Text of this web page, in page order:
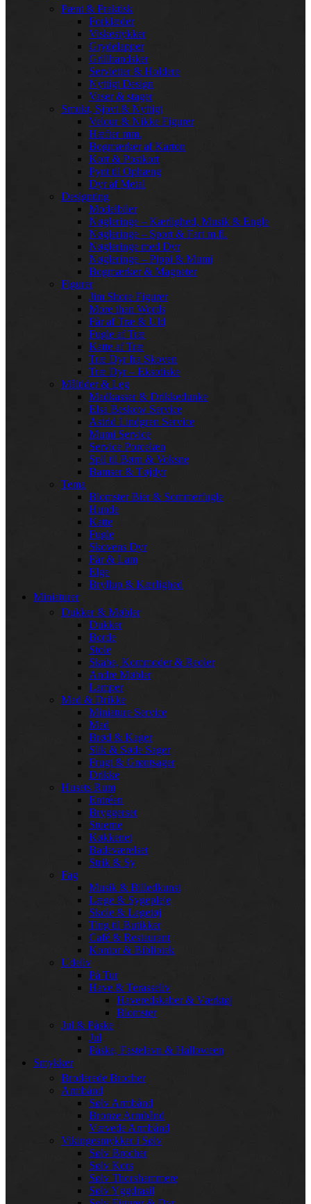
Pænt & Praktisk
Forklæder
Viskestykker
Grydelapper
Grillhandsker
Servietter & Holdere
Nyttigt Design
Vaser & stager
Smukt, Sjovt & Nyttigt
Velour & Nikke Figurer
Hæfter mm.
Bogmærker af Karton
Kort & Postkort
Pynt til Ophæng
Dyr af Metal
Designting
Modelbiler
Nøgleringe – Kærlighed, Musik & Engle
Nøgleringe – Sport & Fart m.fl.
Nøgleringe med Dyr
Nøgleringe – Pippi & Mumi
Bogmærker & Magneter
Figurer
Jim Shore Figurer
More than Words
Får af Træ & Uld
Fugle af Træ
Katte af Træ
Træ Dyr fra Skoven
Træ Dyr – Eksotiske
Måltider & Leg
Madkasser & Drikkedunke
Elsa Beskow Service
Astrid Lindgren Service
Mumi Service
Service Porcelæn
Spil til Børn & Voksne
Bamser & Tøjdyr
Tema
Blomster Bier & Sommerfugle
Hunde
Katte
Fugle
Skovens Dyr
Får & Lam
Elge
Bryllup & Kærlighed
Miniaturer
Dukker & Møbler
Dukker
Borde
Stole
Skabe, Kommoder & Reoler
Andre Møbler
Lamper
Mad & Drikke
Miniature Service
Mad
Brød & Kager
Slik & Søde Sager
Frugt & Grøntsager
Drikke
Husets Rum
Entréen
Bryggerset
Stuerne
Køkkenet
Badeværelset
Strik & Sy
Fag
Musik & Billedkunst
Læge & Sygepleje
Skole & Legetøj
Ting til Butikker
Café & Restaurant
Kontor & Bibliotek
Udeliv
På Tur
Have & Terasseliv
Haveredskaber & Værktøj
Blomster
Jul & Påske
Jul
Påske, Fastelavn & Halloween
Smykker
Broderede Brocher
Armbånd
Sølv Armbånd
Bronze Armbånd
Vævede Armbånd
Vikingesmykker i Sølv
Sølv Brocher
Sølv Kors
Sølv Thorshammere
Sølv Yggdrasil